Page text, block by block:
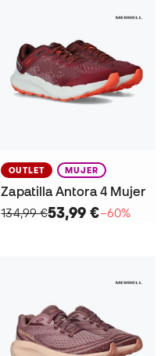
OUTLET MUJER
Zapatilla Antora 4 Mujer
134,99 €53,99 €−60%